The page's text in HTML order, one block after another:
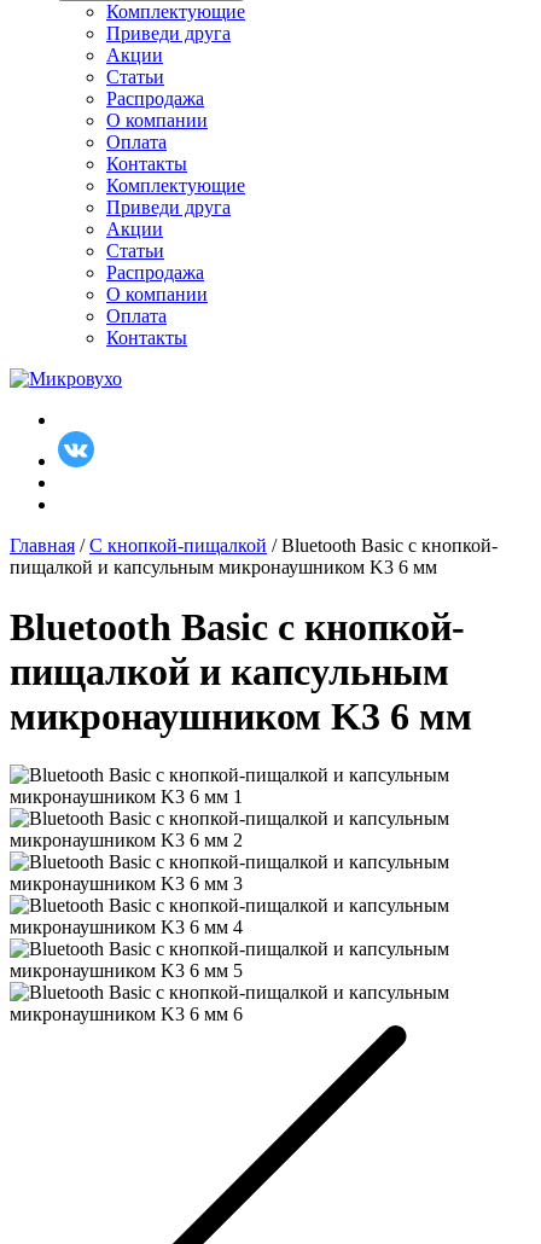
Комплектующие
Приведи друга
Акции
Статьи
Распродажа
О компании
Оплата
Контакты
Комплектующие
Приведи друга
Акции
Статьи
Распродажа
О компании
Оплата
Контакты
Главная /С кнопкой-пищалкой / Bluetooth Basic с кнопкой-
пищалкой и капсульным микронаушником K3 6 мм
Bluetooth Basic с кнопкой-
пищалкой и капсульным
микронаушником K3 6 мм